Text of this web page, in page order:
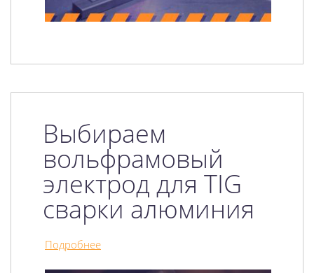
Выбираем
вольфрамовый
электрод для TIG
сварки алюминия
Подробнее